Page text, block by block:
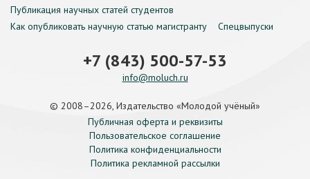
Публикация научных статей студентов
Как опубликовать научную статью магистранту
Спецвыпуски
+7 (843) 500-57-53
info@moluch.ru
© 2008–2026, Издательство «Молодой учёный»
Публичная оферта и реквизиты
Пользовательское соглашение
Политика конфиденциальности
Политика рекламной рассылки